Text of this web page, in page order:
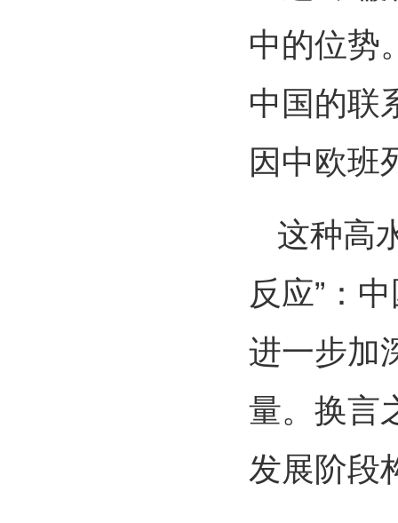
中的位势
中国的联
因中欧班
这种高
反应”：
进一步加
量。换言
发展阶段